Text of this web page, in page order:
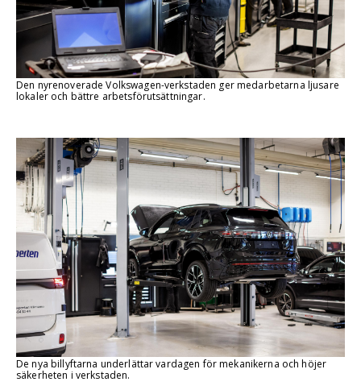
Den nyrenoverade Volkswagen-verkstaden ger medarbetarna ljusare
lokaler och bättre arbetsförutsättningar.
De nya billyftarna underlättar vardagen för mekanikerna och höjer
säkerheten i verkstaden.